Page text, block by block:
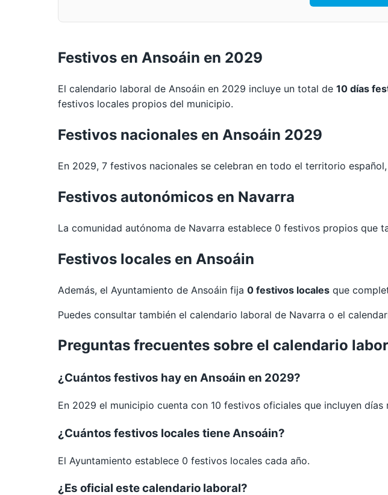
Festivos en Ansoáin en 2029
El calendario laboral de Ansoáin en 2029 incluye un total de 10 días
festivos locales propios del municipio.
Festivos nacionales en Ansoáin 2029
En 2029, 7 festivos nacionales se celebran en todo el territorio
Festivos autonómicos en Navarra
La comunidad autónoma de Navarra establece 0 festivos propios que
Festivos locales en Ansoáin
Además, el Ayuntamiento de Ansoáin fija 0 festivos locales que
Puedes consultar también el calendario laboral de Navarra o el
Preguntas frecuentes sobre el calendario
¿Cuántos festivos hay en Ansoáin en 2029?
En 2029 el municipio cuenta con 10 festivos oficiales que incluyen días
¿Cuántos festivos locales tiene Ansoáin?
El Ayuntamiento establece 0 festivos locales cada año.
¿Es oficial este calendario laboral?